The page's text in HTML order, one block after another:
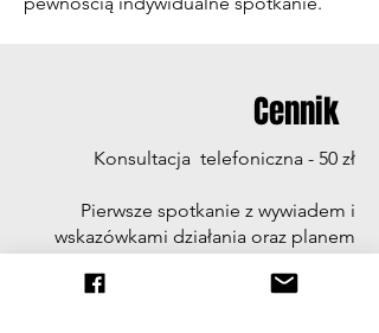
Cennik
Konsultacja telefoniczna - 50 zł
Pierwsze spotkanie z wywiadem i
wskazówkami działania oraz planem
60 - 90 minut - 150 zł